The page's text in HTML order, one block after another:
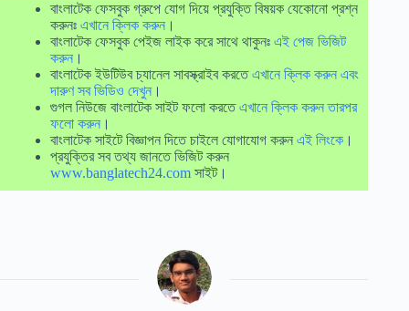
বাংলাটেক ফেসবুক গ্রুপে যোগ দিয়ে প্রযুক্তি বিষয়ক যেকোনো প্রশ্ন
করুনঃ এখানে ক্লিক করুন ।
বাংলাটেক ফেসবুক পেইজ লাইক করে সাথে থাকুনঃ এই পেজ ভিজিট
করুন ।
বাংলাটেক ইউটিউব চ্যানেল সাবস্ক্রাইব করতেএখানে ক্লিক করুন এবং
দারুণ সব ভিডিও দেখুন ।
গুগল নিউজে বাংলাটেক সাইট ফলো করতেএখানে ক্লিক করুন তারপর
ফলো করুন ।
বাংলাটেক সাইটে বিজ্ঞাপন দিতে চাইলে যোগাযোগ করুন এই লিংকে ।
প্রযুক্তির সব তথ্য জানতে ভিজিট করুন
www.banglatech24.com সাইট।